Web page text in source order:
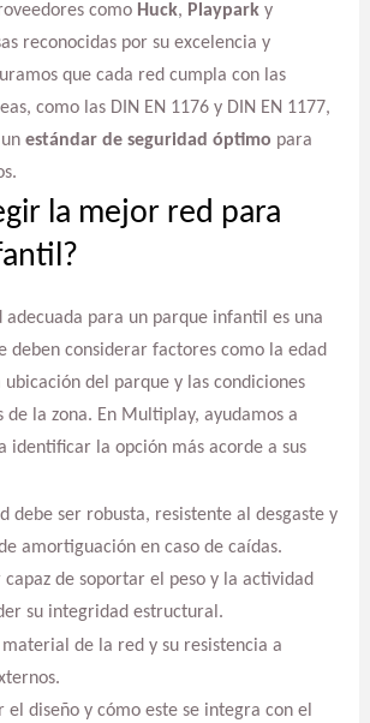
como Huck, Playparky
reconocidas por su excelencia y
que cada red cumpla con las
como las DIN EN 1176 y DIN EN 1177,
estándar de seguridad óptimo para
la mejor red para
adecuada para un parque infantil es una
deben considerar factores como la edad
ubicación del parque y las condiciones
la zona. En Multiplay, ayudamos a
identificar la opción más acorde a sus
debe ser robusta, resistente al desgaste y
amortiguación en caso de caídas.
capaz de soportar el peso y la actividad
su integridad estructural.
de la red y su resistencia a
el diseño y cómo este se integra con el